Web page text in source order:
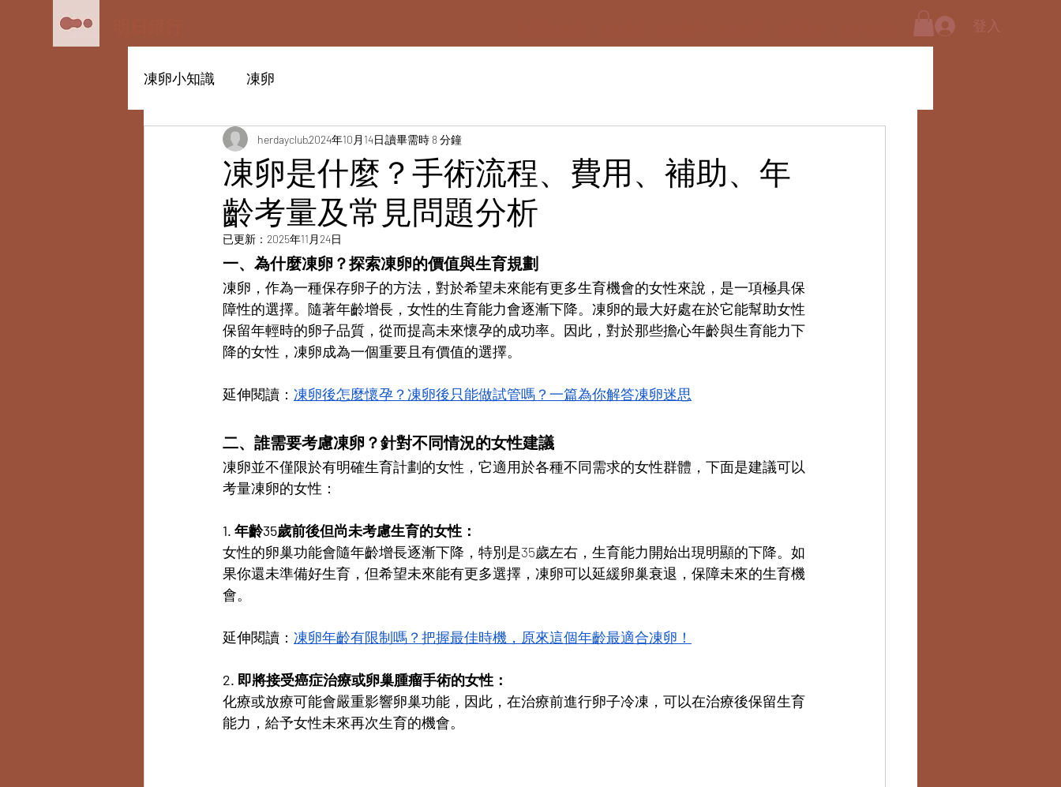
登入
凍卵小知識 凍卵
凍卵是什麼？手術流程、費用、補助、年
齡考量及常見問題分析
herdayclub2024年10月14日讀畢需時 8 分鐘
已更新： 2025年11月24日
一、為什麼凍卵？探索凍卵的價值與生育規劃
凍卵，作為一種保存卵子的方法，對於希望未來能有更多生育機會的女性來說，是一項極具保
障性的選擇。隨著年齡增長，女性的生育能力會逐漸下降。凍卵的最大好處在於它能幫助女性
保留年輕時的卵子品質，從而提高未來懷孕的成功率。因此，對於那些擔心年齡與生育能力下
降的女性，凍卵成為一個重要且有價值的選擇。
延伸閱讀： 凍卵後怎麼懷孕？凍卵後只能做試管嗎？一篇為你解答凍卵迷思
二、誰需要考慮凍卵？針對不同情況的女性建議
凍卵並不僅限於有明確生育計劃的女性，它適用於各種不同需求的女性群體，下面是建議可以
考量凍卵的女性：
1. 年齡35歲前後但尚未考慮生育的女性：
女性的卵巢功能會隨年齡增長逐漸下降，特別是35歲左右，生育能力開始出現明顯的下降。如
果你還未準備好生育，但希望未來能有更多選擇，凍卵可以延緩卵巢衰退，保障未來的生育機
會。
延伸閱讀： 凍卵年齡有限制嗎？把握最佳時機，原來這個年齡最適合凍卵！
2. 即將接受癌症治療或卵巢腫瘤手術的女性：
化療或放療可能會嚴重影響卵巢功能，因此，在治療前進行卵子冷凍，可以在治療後保留生育
能力，給予女性未來再次生育的機會。